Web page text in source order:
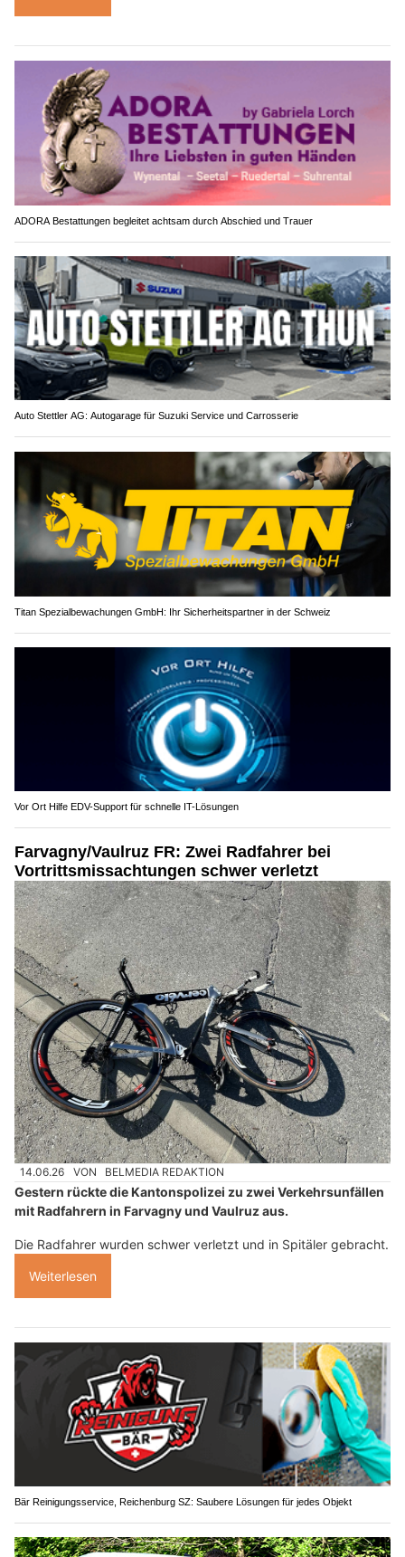
ADORA Bestattungen begleitet achtsam durch Abschied und Trauer
Auto Stettler AG: Autogarage für Suzuki Service und Carrosserie
Titan Spezialbewachungen GmbH: Ihr Sicherheitspartner in der Schweiz
Vor Ort Hilfe EDV-Support für schnelle IT-Lösungen
Farvagny/Vaulruz FR: Zwei Radfahrer bei
Vortrittsmissachtungen schwer verletzt
14.06.26 VON BELMEDIA REDAKTION
Gestern rückte die Kantonspolizei zu zwei Verkehrsunfällen
mit Radfahrern in Farvagny und Vaulruz aus.
Die Radfahrer wurden schwer verletzt und in Spitäler gebracht.
Weiterlesen
Bär Reinigungsservice, Reichenburg SZ: Saubere Lösungen für jedes Objekt